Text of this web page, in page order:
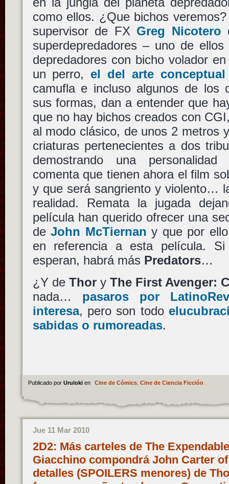
como ellos. ¿Que bichos
supervisor de FX Greg Nicotero
superdepredadores – uno de
depredadores con bicho volador
un perro, el del arte
camufla e incluso algunos de los
sus formas, dan a entender que
que no hay bichos creados con
al modo clásico, de unos 2 metros
criaturas pertenecientes a dos
demostrando una
comenta que tienen ahora el film
y que será sangriento y violento…
realidad. Remata la jugada
película han querido ofrecer una
deJohn McTiernan y que por
en referencia a esta película.
esperan, habrá más Predators…
¿Y de Thory The First Avenger:
nada… pasaros por
interesa, pero son todo
sabidas o rumoreadas.
Publicado por Uruloki en Cine de Cómics, Cine de Ciencia Ficción
Jue 11 Mar 2010
2D2: Más carteles de The
Giacchino compondrá John Carter
detalles (SPOILERS menores) de